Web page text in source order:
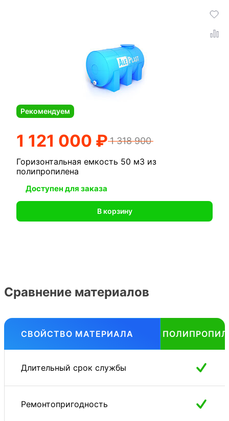
Горизонтальная емкость 50 м3 из
полипропилена
Рекомендуем
Доступен для заказа
1 121 000 ₽ 1 318 900
В корзину
Сравнение материалов
СВОЙСТВО МАТЕРИАЛА
Длительный срок службы
Ремонтопригодность